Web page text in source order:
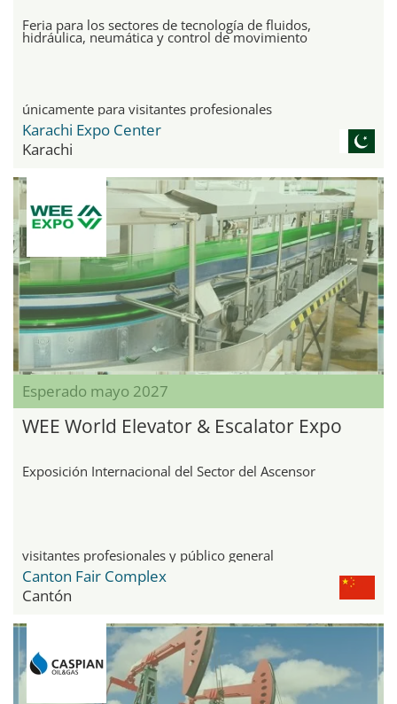
Feria para los sectores de tecnología de fluidos,
hidráulica, neumática y control de movimiento
únicamente para visitantes profesionales
Karachi Expo Center
Karachi
Esperado mayo 2027
WEE World Elevator & Escalator Expo
Exposición Internacional del Sector del Ascensor
visitantes profesionales y público general
Canton Fair Complex
Cantón